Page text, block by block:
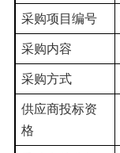
采购项目编号
采购内容
采购方式
供应商投标资
格